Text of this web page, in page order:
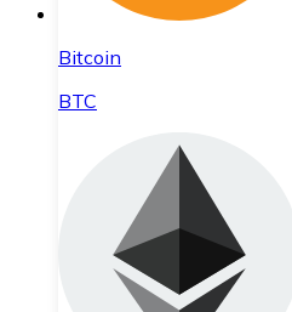
Bitcoin
BTC